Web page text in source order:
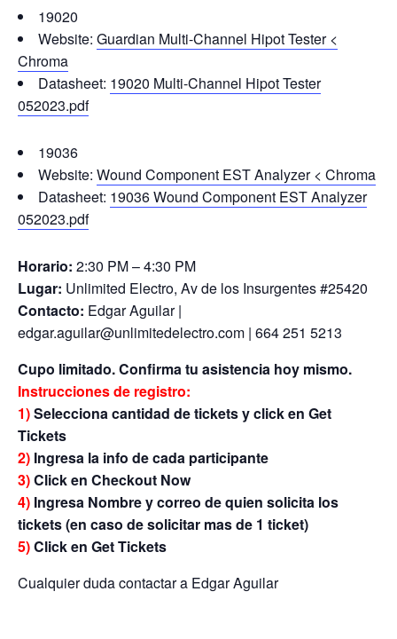
19020
Website: Guardian Multi-Channel Hipot Tester <
Chroma
Datasheet: 19020 Multi-Channel Hipot Tester
052023.pdf
19036
Website: Wound Component EST Analyzer < Chroma
Datasheet: 19036 Wound Component EST Analyzer
052023.pdf
Horario: 2:30 PM – 4:30 PM
Lugar: Unlimited Electro, Av de los Insurgentes #25420
Contacto: Edgar Aguilar |
edgar.aguilar@unlimitedelectro.com | 664 251 5213
Cupo limitado. Confirma tu asistencia hoy mismo.
Instrucciones de registro:
1)Selecciona cantidad de tickets y click en Get
Tickets
2) Ingresa la info de cada participante
3)Click en Checkout Now
4) Ingresa Nombre y correo de quien solicita los
tickets (en caso de solicitar mas de 1 ticket)
5)Click en Get Tickets
Cualquier duda contactar a Edgar Aguilar